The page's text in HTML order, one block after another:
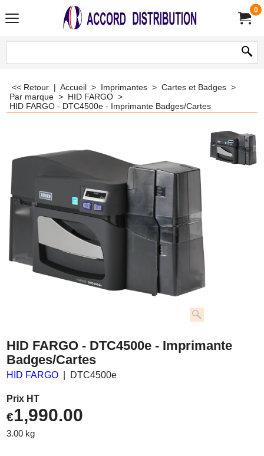
0
<< Retour | Accueil > Imprimantes > Cartes et Badges >
Par marque > HID FARGO >
HID FARGO - DTC4500e - Imprimante Badges/Cartes
HID FARGO - DTC4500e - Imprimante
Badges/Cartes
HID FARGO DTC4500e
Prix HT
€1,990.00
3.00 kg